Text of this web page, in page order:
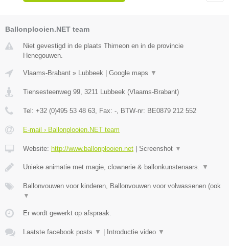
Ballonplooien.NET team
Niet gevestigd in de plaats Thimeon en in de provincie
Henegouwen.
Vlaams-Brabant » Lubbeek Google maps ▼
Tiensesteenweg 99, 3211 Lubbeek (Vlaams-Brabant)
Tel: +32 (0)495 53 48 63, Fax: -, BTW-nr: BE0879 212 552
E-mail › Ballonplooien.NET team
Website: http://www.ballonplooien.net Screenshot ▼
Unieke animatie met magie, clownerie & ballonkunstenaars. ▼
Ballonvouwen voor kinderen, Ballonvouwen voor volwassenen (ook
▼
Er wordt gewerkt op afspraak.
Laatste facebook posts ▼ Introductie video ▼